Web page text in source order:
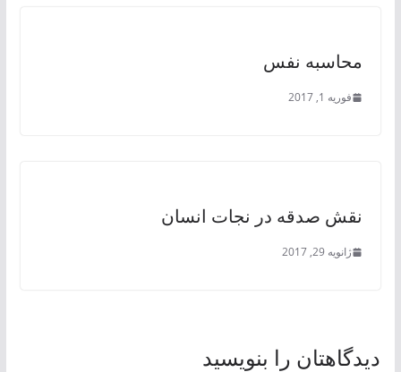
محاسبه نفس
فوریه 1, 2017
نقش صدقه در نجات انسان
ژانویه 29, 2017
دیدگاهتان را بنویسید